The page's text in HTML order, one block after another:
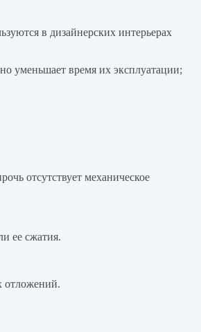
в дизайнерских интерьерах
уменьшает время их эксплуатации;
отсутствует механическое
ее сжатия.
отложений.